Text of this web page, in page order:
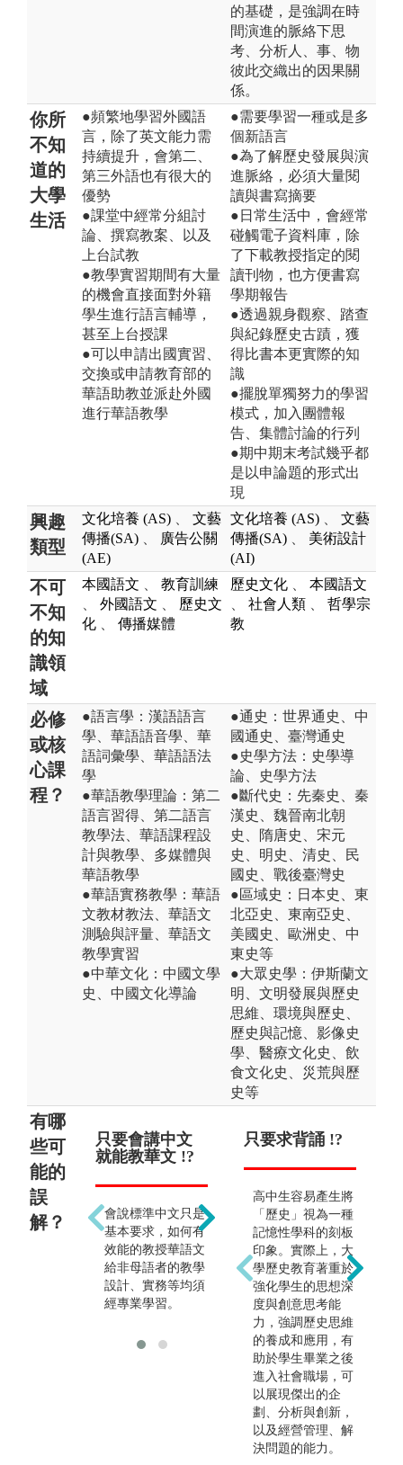
的基礎，是強調在時
間演進的脈絡下思
考、分析人、事、物
彼此交織出的因果關
係。
你所
不知
道的
大學
生活
●頻繁地學習外國語
言，除了英文能力需
持續提升，會第二、
第三外語也有很大的
優勢
●課堂中經常分組討
論、撰寫教案、以及
上台試教
●教學實習期間有大量
的機會直接面對外籍
學生進行語言輔導，
甚至上台授課
●可以申請出國實習、
交換或申請教育部的
華語助教並派赴外國
進行華語教學
●需要學習一種或是多
個新語言
●為了解歷史發展與演
進脈絡，必須大量閱
讀與書寫摘要
●日常生活中，會經常
碰觸電子資料庫，除
了下載教授指定的閱
讀刊物，也方便書寫
學期報告
●透過親身觀察、踏查
與紀錄歷史古蹟，獲
得比書本更實際的知
識
●擺脫單獨努力的學習
模式，加入團體報
告、集體討論的行列
●期中期末考試幾乎都
是以申論題的形式出
現
興趣
類型
文化培養 (AS)
文藝
傳播(SA)
廣告公關
(AE)
文化培養 (AS)
文藝
傳播(SA)
美術設計
(AI)
不可
不知
的知
識領
域
本國語文
教育訓練
外國語文
歷史文
化
傳播媒體
歷史文化
本國語文
社會人類
哲學宗
教
必修
或核
心課
程？
●語言學：漢語語言
學、華語語音學、華
語詞彙學、華語語法
學
●華語教學理論：第二
語言習得、第二語言
教學法、華語課程設
計與教學、多媒體與
華語教學
●華語實務教學：華語
文教材教法、華語文
測驗與評量、華語文
教學實習
●中華文化：中國文學
史、中國文化導論
●通史：世界通史、中
國通史、臺灣通史
●史學方法：史學導
論、史學方法
●斷代史：先秦史、秦
漢史、魏晉南北朝
史、隋唐史、宋元
史、明史、清史、民
國史、戰後臺灣史
●區域史：日本史、東
北亞史、東南亞史、
美國史、歐洲史、中
東史等
●大眾史學：伊斯蘭文
明、文明發展與歷史
思維、環境與歷史、
歷史與記憶、影像史
學、醫療文化史、飲
食文化史、災荒與歷
史等
有哪
些可
能的
誤
解？
只要會講中文
就能教華文 !?
會說標準中文只是
基本要求，如何有
效能的教授華語文
給非母語者的教學
設計、實務等均須
經專業學習。
只能當老師 !?
除教職外，行政工
作、文字企劃及教
材編輯工作等都能
從事，出路多元。
只要求背誦 !?
高中生容易產生將
「歷史」視為一種
記憶性學科的刻板
印象。實際上，大
學歷史教育著重於
強化學生的思想深
度與創意思考能
力，強調歷史思維
的養成和應用，有
助於學生畢業之後
進入社會職場，可
以展現傑出的企
劃、分析與創新，
以及經營管理、解
決問題的能力。